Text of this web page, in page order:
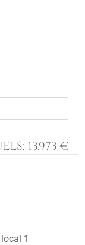
13.973 €
1